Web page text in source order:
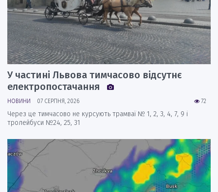
У частині Львова тимчасово відсутнє
електропостачання
72
НОВИНИ 07 СЕРПНЯ, 2026
Через це тимчасово не курсують трамваї № 1, 2, 3, 4, 7, 9 і
тролейбуси №24, 25, 31